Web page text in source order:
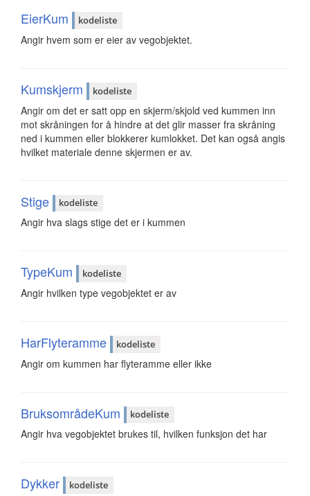
EierKum kodeliste
Angir hvem som er eier av vegobjektet.
Kumskjerm kodeliste
Angir om det er satt opp en skjerm/skjold ved kummen inn
mot skråningen for å hindre at det glir masser fra skråning
ned i kummen eller blokkerer kumlokket. Det kan også angis
hvilket materiale denne skjermen er av.
Stige kodeliste
Angir hva slags stige det er i kummen
TypeKum kodeliste
Angir hvilken type vegobjektet er av
HarFlyteramme kodeliste
Angir om kummen har flyteramme eller ikke
BruksområdeKum kodeliste
Angir hva vegobjektet brukes til, hvilken funksjon det har
Dykker kodeliste